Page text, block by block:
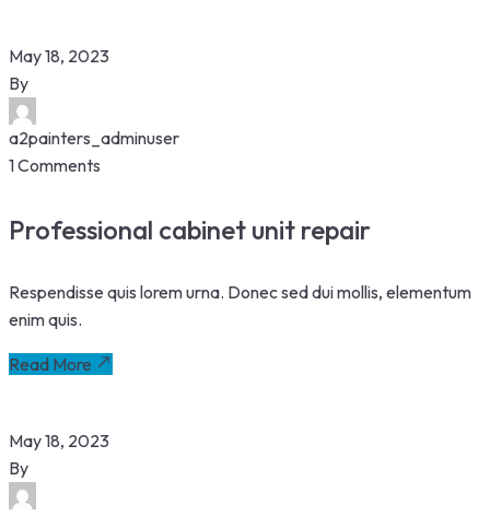
May 18, 2023
By
a2painters_adminuser
1 Comments
Professional cabinet unit repair
Respendisse quis lorem urna. Donec sed dui mollis, elementum
enim quis.
Read More
May 18, 2023
By